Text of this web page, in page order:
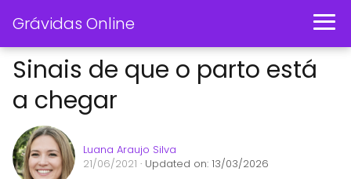
Grávidas Online
Sinais de que o parto está
a chegar
Luana Araujo Silva
21/06/2021 · Updated on: 13/03/2026